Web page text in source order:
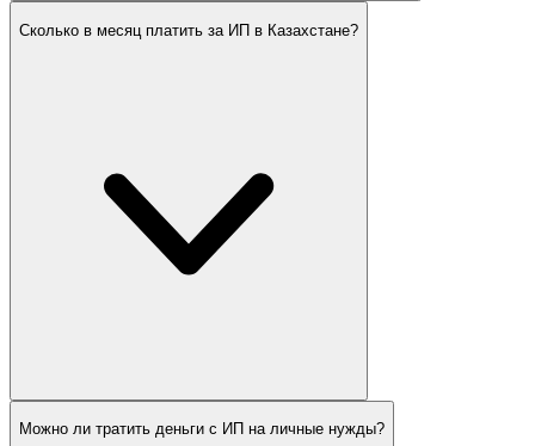
Сколько в месяц платить за ИП в Казахстане?
Можно ли тратить деньги с ИП на личные нужды?